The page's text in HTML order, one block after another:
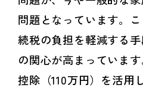
問題となっています。
続税の負担を軽減する
の関心が高まっていま
控除（110万円）を活用